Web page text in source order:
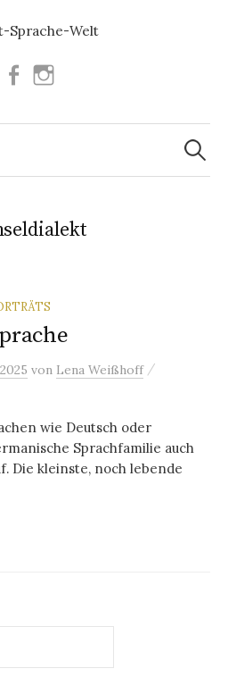
Facebook
Suchen
nach:
von Lena Weißhoff /
wie Deutsch oder
Sprachfamilie auch
Die kleinste, noch lebende